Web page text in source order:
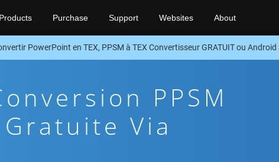
Products Purchase Support Websites About
PowerPoint en TEX, PPSM à TEX Convertisseur GRATUIT ou Android
PPSM
Gratuite Via